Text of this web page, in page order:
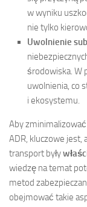
w wyniku
nie tylko
Uwolnienie
środowiska. W
uwolnienia, co
i ekosystemu.
Aby
ADR, kluczowe jest,
transport były
wiedzę na temat
metod
obejmować takie